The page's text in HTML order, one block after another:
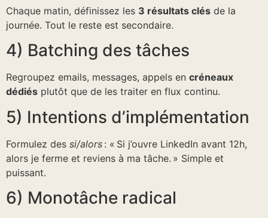
Chaque matin, définissez les 3 résultats clés de la
journée. Tout le reste est secondaire.
4) Batching des tâches
Regroupez emails, messages, appels en créneaux
dédiés plutôt que de les traiter en flux continu.
5) Intentions d’implémentation
Formulez des si/alors : « Si j’ouvre LinkedIn avant 12h,
alors je ferme et reviens à ma tâche. » Simple et
puissant.
6) Monotâche radical